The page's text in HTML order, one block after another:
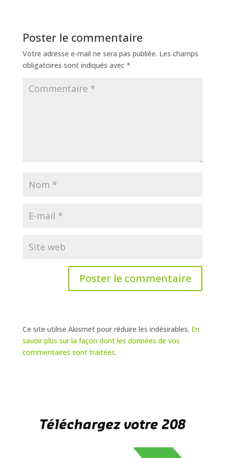
Poster le commentaire
Votre adresse e-mail ne sera pas publiée. Les champs
obligatoires sont indiqués avec *
Ce site utilise Akismet pour réduire les indésirables. En
savoir plus sur la façon dont les données de vos
commentaires sont traitées.